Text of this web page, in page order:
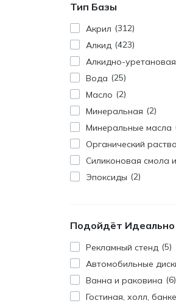
Тип Базы
Акрил
312
Алкид
423
Алкидно-уретановая
Вода
25
Масло
2
Минеральная
2
Минеральные масла
Органический
Силиконовая смола
Эпоксиды
2
Подойдёт Идеально
Pекламный стенд
5
Автомобильные
Ванна и раковина
6
Гостиная, холл,